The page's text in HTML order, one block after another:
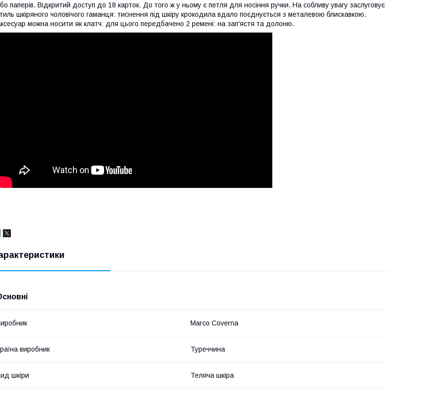
паперів. Відкритий доступ до 18 карток. До того ж у ньому є петля для носіння ручки. На собливу увагу заслуговує
шкіряного чоловічого гаманця: тиснення під шкіру крокодила вдало поєднується з металевою блискавкою.
можна носити як клатч: для цього передбачено 2 ремені: на зап'ястя та долоню.
Marco Coverna
виробник Туреччина
шкіри Теляча шкіра